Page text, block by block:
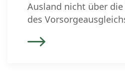
Ausland nicht über
des
Vereinbarung